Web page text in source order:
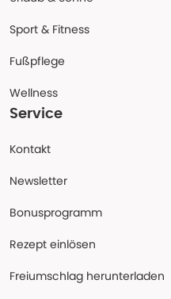
Sport & Fitness
Fußpflege
Wellness
Service
Kontakt
Newsletter
Bonusprogramm
Rezept einlösen
Freiumschlag herunterladen